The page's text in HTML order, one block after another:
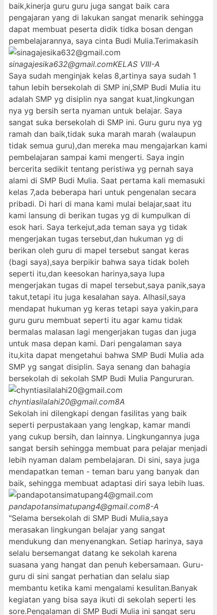
baik,kinerja guru guru juga sangat baik cara
pengajaran yang di lakukan sangat menarik sehingga
dapat membuat peserta didik tidka bosan dengan
pembelajarannya, saya cinta Budi Mulia.Terimakasih
sinagajesika632@gmail.comKELAS VIII-A
Saya sudah menginjak kelas 8,artinya saya sudah 1
tahun lebih bersekolah di SMP ini,SMP Budi Mulia itu
adalah SMP yg disiplin nya sangat kuat,lingkungan
nya yg bersih serta nyaman untuk belajar. Saya
sangat suka bersekolah di SMP ini. Guru guru nya yg
ramah dan baik,tidak suka marah marah (walaupun
tidak semua guru),dan mereka mau mengajarkan kami
pembelajaran sampai kami mengerti. Saya ingin
bercerita sedikit tentang peristiwa yg pernah saya
alami di SMP Budi Mulia. Saat pertama kali memasuki
kelas 7,ada beberapa hari untuk pengenalan secara
pribadi. Di hari di mana kami mulai belajar,saat itu
kami lansung di berikan tugas yg di kumpulkan di
esok hari. Saya terkejut,ada teman saya yg tidak
mengerjakan tugas tersebut,dan hukuman yg di
berikan oleh guru di mapel tersebut sangat keras
(bagi saya),saya berpikir bahwa saya tidak boleh
seperti itu,dan keesokan harinya,saya lupa
mengerjakan tugas di mapel tersebut,saya panik,saya
takut,tetapi itu juga kesalahan saya. Alhasil,saya
mendapat hukuman yg keras tetapi saya yakin,para
guru guru membuat seperti itu agar kamu tidak
bermalas malasan lagi mengerjakan tugas dan juga
untuk masa depan kami. Dari pengalaman saya
itu,kita dapat mengetahui bahwa SMP Budi Mulia ada
SMP yg sangat disiplin. Saya senang dan bahagia
bersekolah di sekolah SMP Budi Mulia Pangururan.
chyntiasilalahi20@gmail.com8A
Sekolah ini dilengkapi dengan fasilitas yang baik
seperti perpustakaan yang lengkap, kamar mandi
yang cukup bersih, dan lainnya. Lingkungannya juga
sangat bersih sehingga membuat para pelajar menjadi
lebih nyaman dalam pembelajaran. Di sini, saya juga
mendapatkan teman - teman baru yang banyak dan
baik, sehingga membuat adaptasi diri saya lebih luas.
pandapotansimatupang4@gmail.com8-A
"Selama bersekolah di SMP Budi Mulia,saya
merasakan lingkungan belajar yang sangat
mendukung dan menyenangkan. Setiap harinya, saya
selalu bersemangat datang ke sekolah karena
suasana yang hangat dan penuh kebersamaan. Guru-
guru di sini sangat perhatian dan selalu siap
membantu ketika kami mengalami kesulitan.Banyak
kegiatan yang bisa saya ikuti di sekolah seperti les
sore.Pengalaman di SMP Budi Mulia ini sangat seru